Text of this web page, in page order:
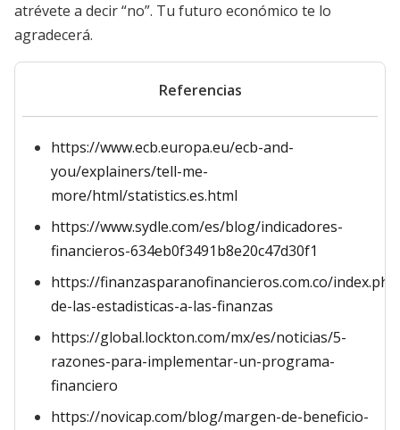
atrévete a decir “no”. Tu futuro económico te lo
agradecerá.
Referencias
https://www.ecb.europa.eu/ecb-and-
you/explainers/tell-me-
more/html/statistics.es.html
https://www.sydle.com/es/blog/indicadores-
financieros-634eb0f3491b8e20c47d30f1
https://finanzasparanofinancieros.com.co/
de-las-estadisticas-a-las-finanzas
https://global.lockton.com/mx/es/noticias/5-
razones-para-implementar-un-programa-
financiero
https://novicap.com/blog/margen-de-beneficio-